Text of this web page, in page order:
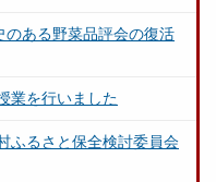
のある野菜品評会の復活
業を行いました
ふるさと保全検討委員会